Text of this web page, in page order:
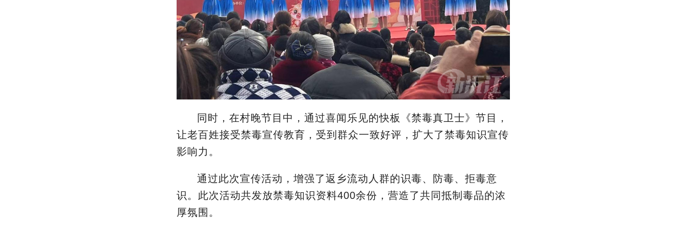
同时，在村晚节目中，通过喜闻乐见的快板《禁毒真卫士》节目，
让老百姓接受禁毒宣传教育，受到群众一致好评，扩大了禁毒知识宣传
影响力。
通过此次宣传活动，增强了返乡流动人群的识毒、防毒、拒毒意
识。此次活动共发放禁毒知识资料400余份， 营造了共同抵制毒品的浓
厚氛围。